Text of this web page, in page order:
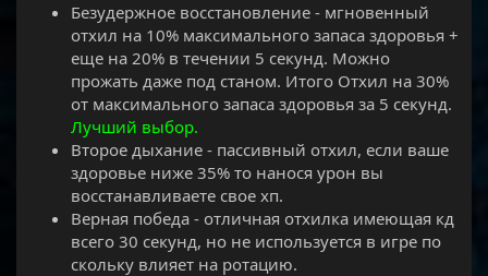
Безудержное восстановление - мгновенный
отхил на 10% максимального запаса здоровья +
еще на 20% в течении 5 секунд. Можно
прожать даже под станом. Итого Отхил на 30%
от максимального запаса здоровья за 5 секунд.
Лучший выбор.
Второе дыхание - пассивный отхил, если ваше
здоровье ниже 35% то нанося урон вы
восстанавливаете свое хп.
Верная победа - отличная отхилка имеющая кд
всего 30 секунд, но не используется в игре по
скольку влияет на ротацию.